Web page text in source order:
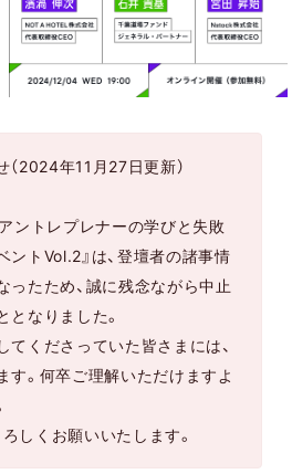
2024年11月27日更新）
アントレプレナーの学びと失敗
ントVol.2』は、登壇者の諸事情
ったため、誠に残念ながら中止
となりました。
てくださっていた皆さまには、
す。何卒ご理解いただけますよ
しくお願いいたします。